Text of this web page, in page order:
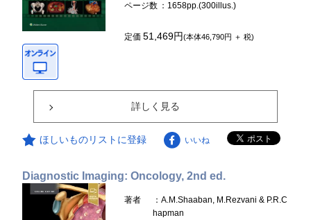
ページ数 ：1658pp.(300illus.)
定価51,469円(本体46,790円 ＋ 税)
詳しく見る
ほしいものリストに登録 いいね
Diagnostic Imaging: Oncology, 2nd ed.
著者
：A.M.Shaaban, M.Rezvani & P.R.C
hapman